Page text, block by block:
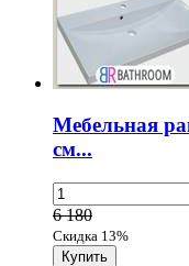
Мебельная
см...
6 180
Скидка 13%